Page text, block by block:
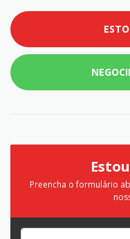
Preencha o formulário